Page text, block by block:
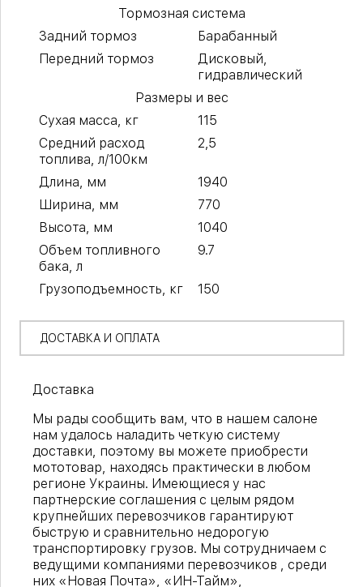
Тормозная система
Задний тормоз
Барабанный
Передний тормоз
Дисковый,
гидравлический
Размеры и вес
Сухая масса, кг
115
Средний расход
топлива, л/100км
2,5
Длина, мм
1940
Ширина, мм
770
Высота, мм
1040
Объем топливного
бака, л
9.7
Грузоподъемность, кг 150
ДОСТАВКА И ОПЛАТА
Доставка
Мы рады сообщить вам, что в нашем салоне
нам удалось наладить четкую систему
доставки, поэтому вы можете приобрести
мототовар, находясь практически в любом
регионе Украины. Имеющиеся у нас
партнерские соглашения с целым рядом
крупнейших перевозчиков гарантируют
быструю и сравнительно недорогую
транспортировку грузов. Мы сотрудничаем с
ведущими компаниями перевозчиков , среди
них «Новая Почта», «ИН-Тайм»,